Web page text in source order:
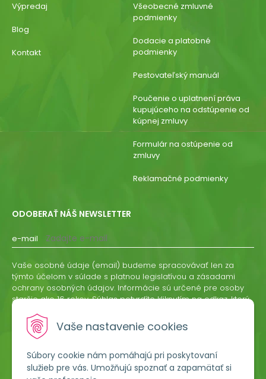
Vaše nastavenie cookies
Súbory cookie nám pomáhajú pri poskytovaní
služieb pre vás. Umožňujú spoznať a zapamätať si
Výpredaj
Blog
Kontakt
Všeobecné zmluvné
podmienky
Dodacie a platobné
podmienky
Pestovateľský manuál
Poučenie o uplatnení práva
kupujúceho na odstúpenie od
kúpnej zmluvy
Formulár na ostúpenie od
zmluvy
Reklamačné podmienky
ODOBERAŤ NÁŠ NEWSLETTER
e-mail
ODOBERAŤ
Vaše osobné údaje (email) budeme spracovávať len za
týmto účelom v súlade s platnou legislatívou a zásadami
ochrany osobných údajov. Informácie sú určené pre osoby
staršie ako 16 rokov. Súhlas potvrdíte kliknutím na odkaz, ktorý
odvolať písomne, emailom alebo kliknutím na odkaz z
ktoréhokoľvek informačného emailu.